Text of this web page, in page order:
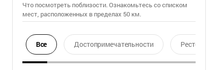
Что посмотреть поблизости. Ознакомьтесь со списком
мест, расположенных в пределах 50 км.
Все Достопримечательности Ресторан